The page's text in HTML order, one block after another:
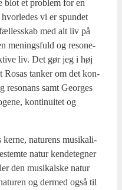
blot et pro­blem for en
vi er spun­det
med alt liv på
menings­fuld og reso­ne­
liv. Det gør jeg i høj
Rosas tan­ker om det kon­
reso­nans samt Geor­ges
kon­ti­nu­i­tet og
ker­ne, natu­rens musi­ka­li­
natur ken­de­teg­ner
den musi­kal­ske natur
og der­med også til